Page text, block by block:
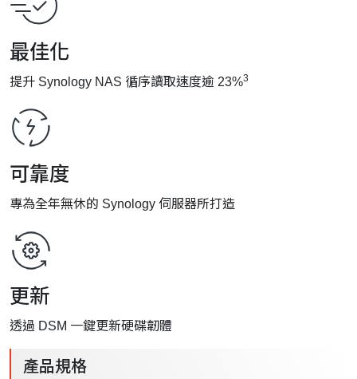
最佳化
提升 Synology NAS 循序讀取速度逾 23%3
可靠度
專為全年無休的 Synology 伺服器所打造
更新
透過 DSM 一鍵更新硬碟韌體
產品規格